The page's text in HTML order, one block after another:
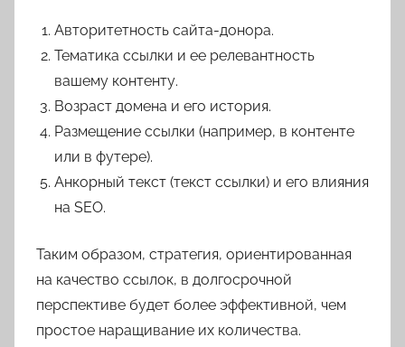
Авторитетность сайта-донора.
Тематика ссылки и ее релевантность
вашему контенту.
Возраст домена и его история.
Размещение ссылки (например, в контенте
или в футере).
Анкорный текст (текст ссылки) и его влияния
на SEO.
Таким образом, стратегия, ориентированная
на качество ссылок, в долгосрочной
перспективе будет более эффективной, чем
простое наращивание их количества.